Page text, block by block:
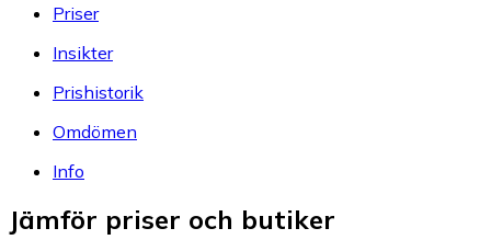
Priser
Insikter
Prishistorik
Omdömen
Info
Jämför priser och butiker